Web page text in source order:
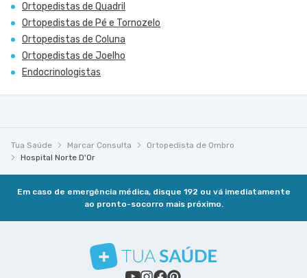
Ortopedistas de Quadril
Ortopedistas de Pé e Tornozelo
Ortopedistas de Coluna
Ortopedistas de Joelho
Endocrinologistas
Tua Saúde Marcar Consulta
Ortopedista de Ombro
Hospital Norte D'Or
Em caso de emergência médica, disque 192 ou vá imediatamente
ao pronto-socorro mais próximo.